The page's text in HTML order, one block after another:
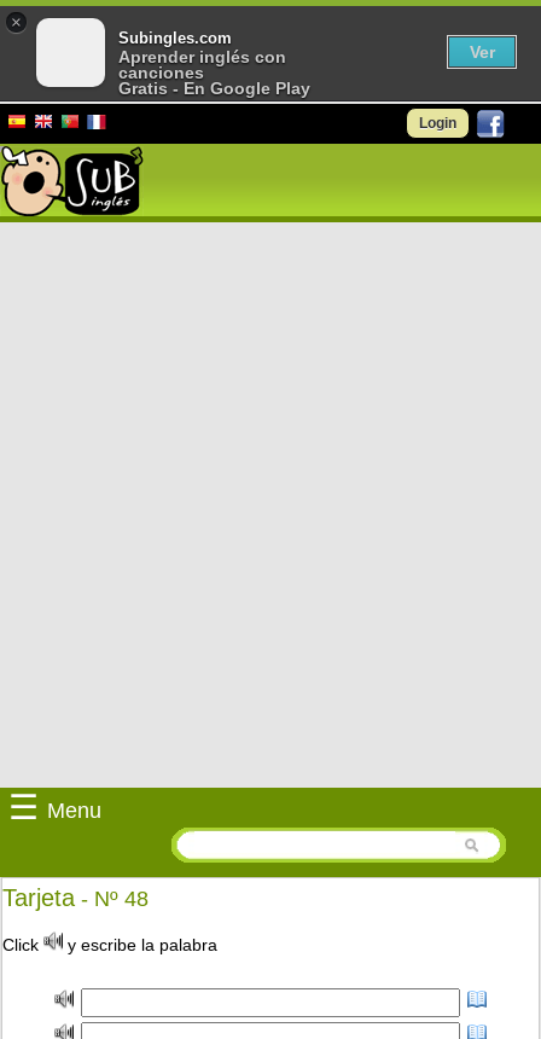
Login
☰ Menu
Tarjeta- Nº 48
Click y escribe la palabra
×
Subingles.com
Aprender inglés con
canciones
Gratis - En Google Play
Ver